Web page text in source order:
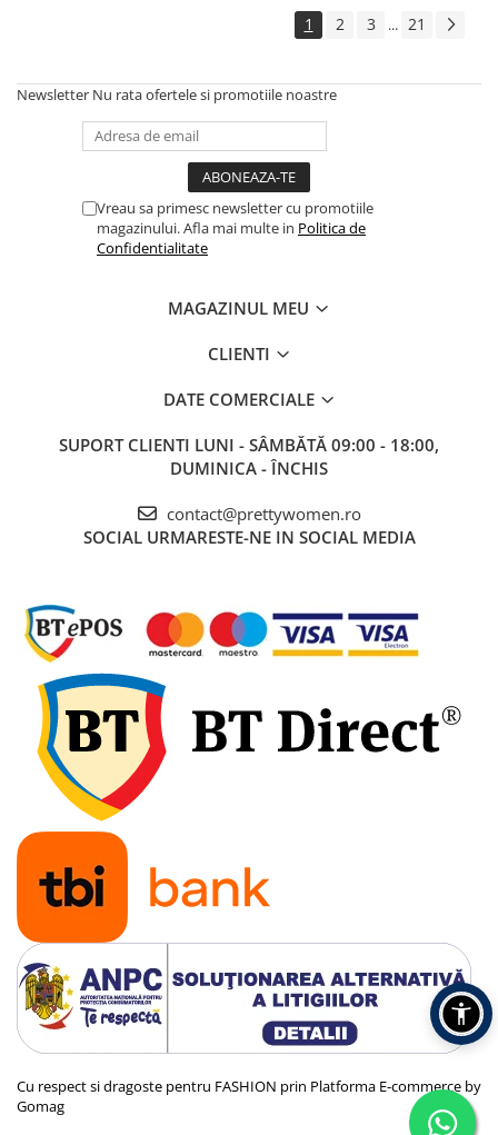
1 2 3 ... 21
Newsletter Nu rata ofertele si promotiile noastre
Vreau sa primesc newsletter cu promotiile
magazinului. Afla mai multe in Politica de
Confidentialitate
MAGAZINUL MEU
CLIENTI
DATE COMERCIALE
SUPORT CLIENTI LUNI - SÂMBĂTĂ 09:00 - 18:00,
DUMINICA - ÎNCHIS
contact@prettywomen.ro
SOCIAL URMARESTE-NE IN SOCIAL MEDIA
Cu respect si dragoste pentru FASHION prin Platforma E-commerce by
Gomag